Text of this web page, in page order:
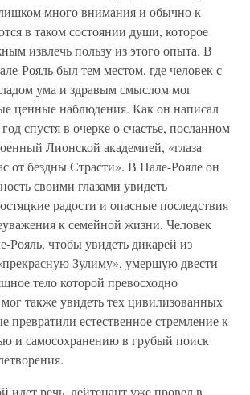
много внимания и обычно к
в таком состоянии души, которое
извлечь пользу из этого опыта. В
Рояль был тем местом, где человек с
ума и здравым смыслом мог
ценные наблюдения. Как он написал
спустя в очерке о счастье, посланном
Лионской академией, «глаза
от бездны Страсти». В Пале-Рояле он
своими глазами увидеть
радости и опасные последствия
к семейной жизни. Человек
Рояль, чтобы увидеть дикарей из
Зулиму», умершую двести
тело которой превосходно
также увидеть тех цивилизованных
превратили естественное стремление к
и самосохранению в грубый поиск
идет речь, лейтенант уже провел в